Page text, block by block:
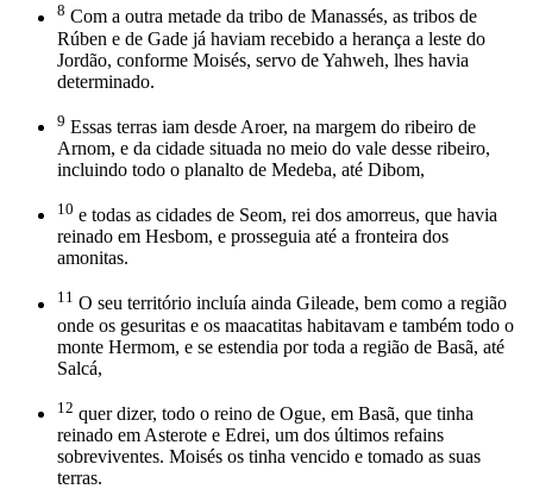
8 Com a outra metade da tribo de Manassés, as tribos de
Rúben e de Gade já haviam recebido a herança a leste do
Jordão, conforme Moisés, servo de Yahweh, lhes havia
determinado.
9 Essas terras iam desde Aroer, na margem do ribeiro de
Arnom, e da cidade situada no meio do vale desse ribeiro,
incluindo todo o planalto de Medeba, até Dibom,
10 e todas as cidades de Seom, rei dos amorreus, que havia
reinado em Hesbom, e prosseguia até a fronteira dos
amonitas.
11 O seu território incluía ainda Gileade, bem como a região
onde os gesuritas e os maacatitas habitavam e também todo o
monte Hermom, e se estendia por toda a região de Basã, até
Salcá,
12 quer dizer, todo o reino de Ogue, em Basã, que tinha
reinado em Asterote e Edrei, um dos últimos refains
sobreviventes. Moisés os tinha vencido e tomado as suas
terras.